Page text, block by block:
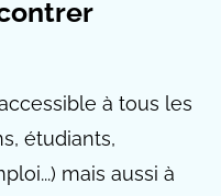
à tous les
étudiants,
mais aussi à